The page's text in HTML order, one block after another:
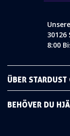
30126
8:00
ÜBER STARDUST
BEHÖVER DU